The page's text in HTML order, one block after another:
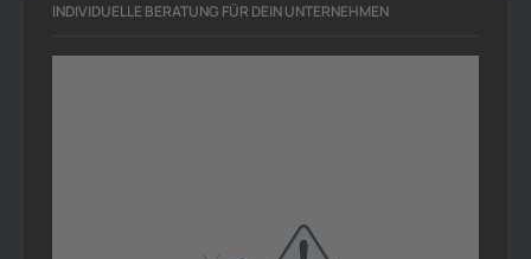
INDIVIDUELLE BERATUNG FÜR DEIN UNTERNEHMEN